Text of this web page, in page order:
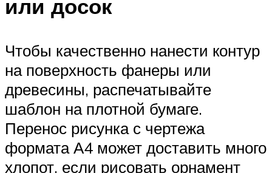
или досок
Чтобы качественно нанести контур
на поверхность фанеры или
древесины, распечатывайте
шаблон на плотной бумаге.
Перенос рисунка с чертежа
формата А4 может доставить много
хлопот, если рисовать орнамент